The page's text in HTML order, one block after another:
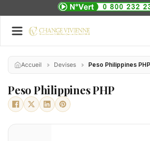
Accueil Devises Peso Philippines PHP
Peso Philippines PHP